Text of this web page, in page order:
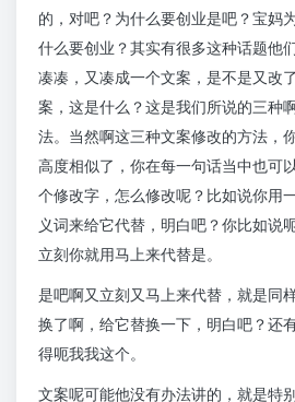
的，对吧？为什么要创业是吧？宝妈
什么要创业？其实有很多这种话题他
凑凑，又凑成一个文案，是不是又改
案，这是什么？这是我们所说的三种
法。当然啊这三种文案修改的方法，
高度相似了，你在每一句话当中也可
个修改字，怎么修改呢？比如说你用
义词来给它代替，明白吧？你比如说
立刻你就用马上来代替是。
是吧啊又立刻又马上来代替，就是同
换了啊，给它替换一下，明白吧？还
得呃我我这个。
文案呢可能他没有办法讲的，就是特